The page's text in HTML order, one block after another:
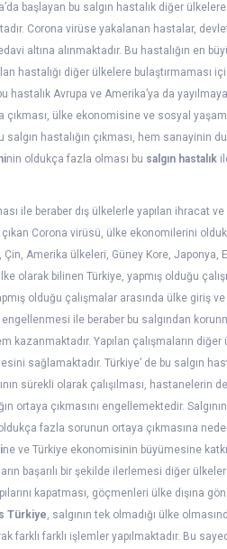
başlayan bu salgın hastalık diğer
Corona virüse yakalanan hastalar,
altına alınmaktadır. Bu hastalığın en
hastalığı diğer ülkelere bulaştırmaması
hastalık Avrupa ve Amerika’ya da
ülke ekonomisine ve sosyal
hastalığın çıkması, hem sanayinin
nin oldukça fazla olması bu salgın hastalık
ile beraber dış ülkelerle yapılan ihracat
Corona virüsü, ülke ekonomilerini
Çin, Amerika ülkeleri, Güney Kore,
olarak bilinen Türkiye, yapmış olduğu
olduğu çalışmalar arasında ülke giriş
engellenmesi ile beraber bu salgından
kazanmaktadır. Yapılan çalışmaların
sağlamaktadır. Türkiye’ de bu salgın
sürekli olarak çalışılması,
ortaya çıkmasını engellemektedir.
fazla sorunun ortaya çıkmasına
ne ve Türkiye ekonomisinin büyümesine
başarılı bir şekilde ilerlemesi diğer
kapatması, göçmenleri ülke dışına
Türkiye, salgının tek olmadığı ülke
farklı farklı işlemler yapılmaktadır. Bu